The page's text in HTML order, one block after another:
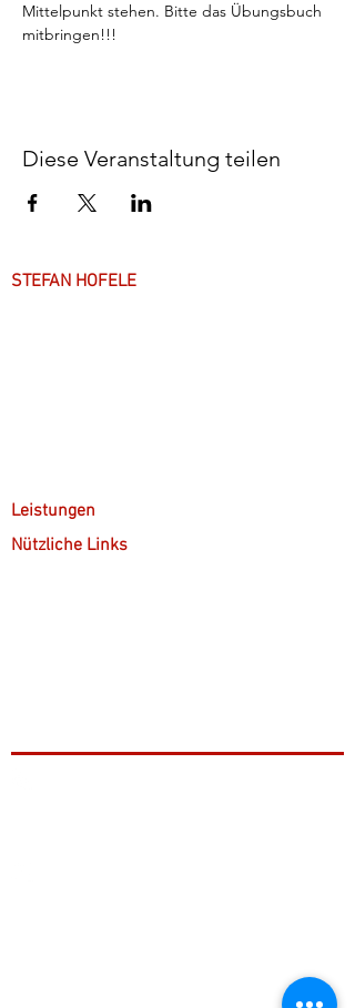
Mittelpunkt stehen. Bitte das Übungsbuch
mitbringen!!!
Diese Veranstaltung teilen
STEFAN HOFELE
Leistungen
Nützliche Links